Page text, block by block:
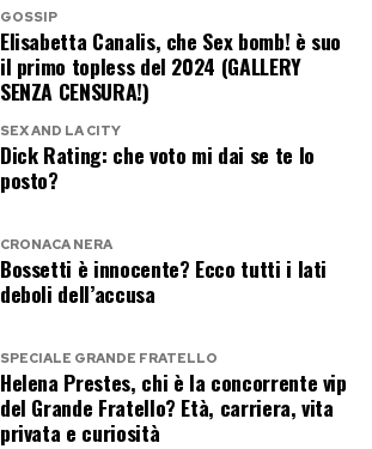
GOSSIP
Elisabetta Canalis, che Sex bomb! è suo
il primo topless del 2024 (GALLERY
SENZA CENSURA!)
SEX AND LA CITY
Dick Rating: che voto mi dai se te lo
posto?
CRONACA NERA
Bossetti è innocente? Ecco tutti i lati
deboli dell’accusa
SPECIALE GRANDE FRATELLO
Helena Prestes, chi è la concorrente vip
del Grande Fratello? Età, carriera, vita
privata e curiosità